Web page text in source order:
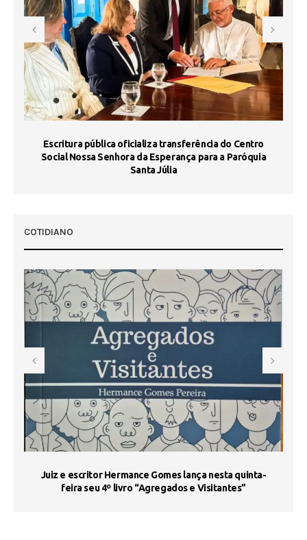
Escritura pública oficializa transferência do Centro
Social Nossa Senhora da Esperança para a Paróquia
Santa Júlia
COTIDIANO
Juiz e escritor Hermance Gomes lança nesta quinta-
feira seu 4º livro “Agregados e Visitantes”